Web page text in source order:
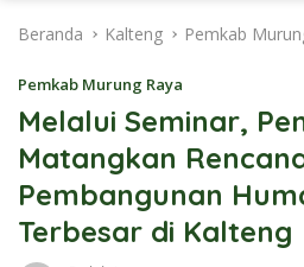
Beranda Kalteng Pemkab
Pemkab Murung Raya
Melalui Seminar,
Matangkan
Pembangunan
Terbesar di Kalteng